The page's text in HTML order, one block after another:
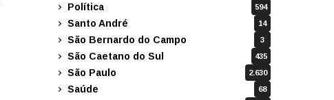
Política 594
Santo André 14
São Bernardo do Campo 3
São Caetano do Sul 435
São Paulo 2.630
Saúde 68